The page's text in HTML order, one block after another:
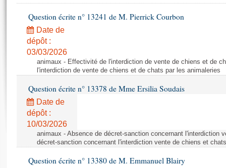
Projets de loi
Propositions de loi
Amendements
Textes adoptés
Rapports législatifs
Rapports sur l'application des lois
Baromètre de l’application des lois
Dossiers législatifs
Histoire
Juniors
Anciennes législatures
Contacts et plan d'accès
Photos libres de droit
Question écrite n° 13241 de M. Pierrick Courbon
Date de
dépôt :
03/03/2026
animaux - Effectivité de l'interdiction de vente de chiens et de
l'interdiction de vente de chiens et de chats par les animaleries
Question écrite n° 13378 de Mme Ersilia Soudais
Date de
dépôt :
10/03/2026
animaux - Absence de décret-sanction concernant l'interdiction
décret-sanction concernant l'interdiction vente de chiens et chats
Question écrite n° 13380 de M. Emmanuel Blairy